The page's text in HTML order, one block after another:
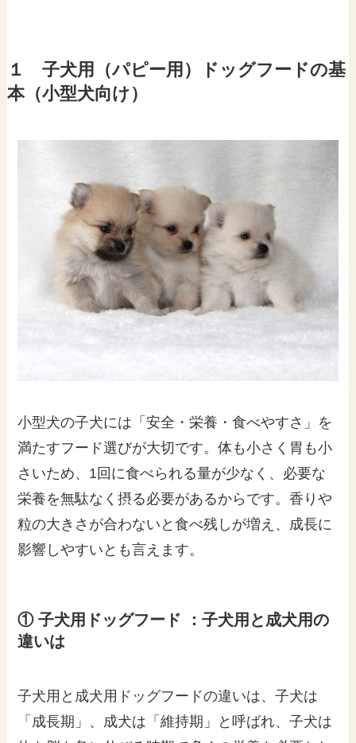
１ 子犬用（パピー用）ドッグフードの基
本（小型犬向け）
小型犬の子犬には「安全・栄養・食べやすさ」を
満たすフード選びが大切です。体も小さく胃も小
さいため、1回に食べられる量が少なく、必要な
栄養を無駄なく摂る必要があるからです。香りや
粒の大きさが合わないと食べ残しが増え、成長に
影響しやすいとも言えます。
① 子犬用ドッグフード ：子犬用と成犬用の
違いは
子犬用と成犬用ドッグフードの違いは、子犬は
「成長期」、成犬は「維持期」と呼ばれ、子犬は